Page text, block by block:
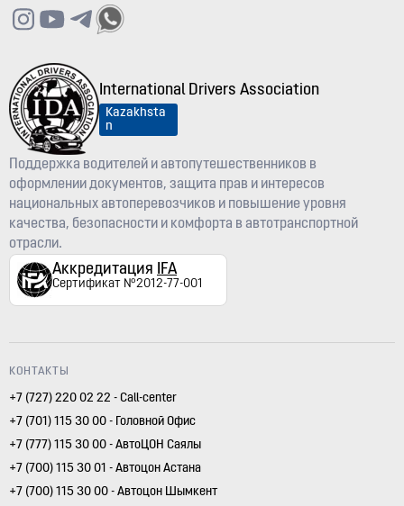
International Drivers Association
Kazakhsta
n
Поддержка водителей и автопутешественников в
оформлении документов, защита прав и интересов
национальных автоперевозчиков и повышение уровня
качества, безопасности и комфорта в автотранспортной
отрасли.
Аккредитация IFA
Сертификат №2012-77-001
КОНТАКТЫ
+7 (727) 220 02 22 - Call-center
+7 (701) 115 30 00 - Головной Офис
+7 (777) 115 30 00 - АвтоЦОН Саялы
+7 (700) 115 30 01 - Автоцон Астана
+7 (700) 115 30 00 - Автоцон Шымкент